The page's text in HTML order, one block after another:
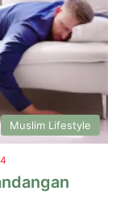
Muslim Lifestyle